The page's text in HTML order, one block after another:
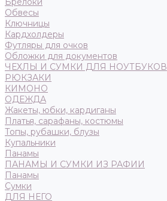
Обвесы
Ключницы
Кардхолдеры
Футляры для очков
Обложки для документов
ЧЕХЛЫ И СУМКИ ДЛЯ НОУТБУКОВ
РЮКЗАКИ
КИМОНО
ОДЕЖДА
Жакеты, юбки, кардиганы
Платья, сарафаны, костюмы
Топы, рубашки, блузы
Купальники
Панамы
ПАНАМЫ И СУМКИ ИЗ РАФИИ
Панамы
Сумки
ДЛЯ НЕГО